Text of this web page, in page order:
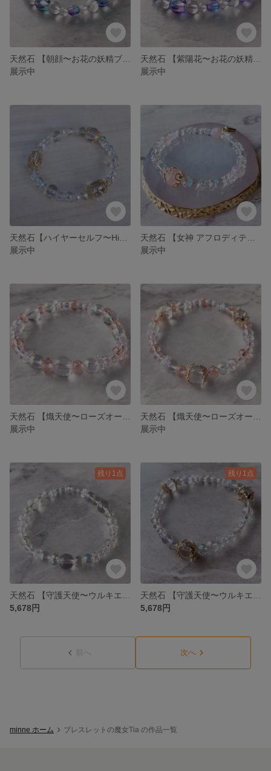
展示中
展示中
展示中
展示中
展示中
展示中
残り1点
5,678円
残り1点
5,678円
前へ 次へ
minne ホーム ブレスレットの魔女Tia の作品一覧